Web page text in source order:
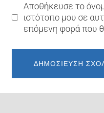
Αποθήκευσε το
ιστότοπο μου σε
επόμενη φορά που